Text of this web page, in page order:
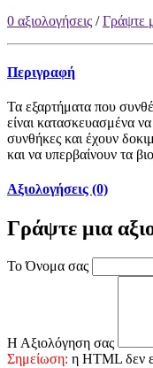
0 αξιολογήσεις /Γράψτε
Περιγραφή
Τα εξαρτήματα που
είναι κατασκευασμένα
συνθήκες και έχουν
και να υπερβαίνουν τα
Αξιολογήσεις (0)
Γράψτε μια
Το Όνομα σας
Η Αξιολόγηση σας
Σημείωση: η HTML δεν